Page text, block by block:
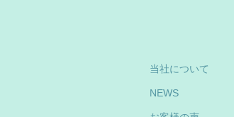
当社について
NEWS